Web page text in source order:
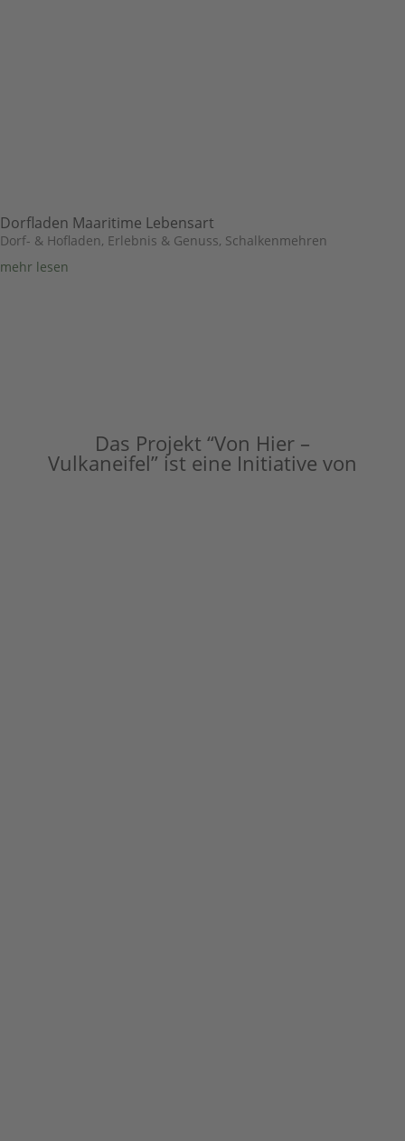
Dorfladen Maaritime Lebensart
Dorf- & Hofladen, Erlebnis & Genuss, Schalkenmehren
mehr lesen
Das Projekt “Von Hier –
Vulkaneifel” ist eine Initiative von